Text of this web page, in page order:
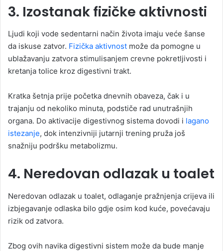
3. Izostanak fizičke aktivnosti
Ljudi koji vode sedentarni način života imaju veće šanse
da iskuse zatvor. Fizička aktivnost može da pomogne u
ublažavanju zatvora stimulisanjem crevne pokretljivosti i
kretanja tolice kroz digestivni trakt.
Kratka šetnja prije početka dnevnih obaveza, čak i u
trajanju od nekoliko minuta, podstiče rad unutrašnjih
organa. Do aktivacije digestivnog sistema dovodi i lagano
istezanje, dok intenzivniji jutarnji trening pruža još
snažniju podršku metabolizmu.
4. Neredovan odlazak u toalet
Neredovan odlazak u toalet, odlaganje pražnjenja crijeva ili
izbjegavanje odlaska bilo gdje osim kod kuće, povećavaju
rizik od zatvora.
Zbog ovih navika digestivni sistem može da bude manje